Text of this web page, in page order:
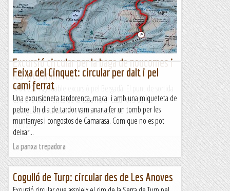
&nb...
Kimisades
Excursió circular per la baga de noucomes i
les vies mineres.
9/04/22. Agradable excursió pel Bergadà. El punt de sortida
és a uns 100 metres de la Casa Rural Casanova de les
Garrigues, on arribarem des del Poble de Cercs....
Joan asín
Feixa del Cinquet: circular per dalt i pel
camí ferrat
Una excursioneta tardorenca, maca i amb una miqueteta de
pebre. Un dia de tardor vam anar a fer un tomb per les
muntanyes i congostos de Camarasa. Com que no es pot
deixar...
La panxa trepadora
Cogulló de Turp: circular des de Les Anoves